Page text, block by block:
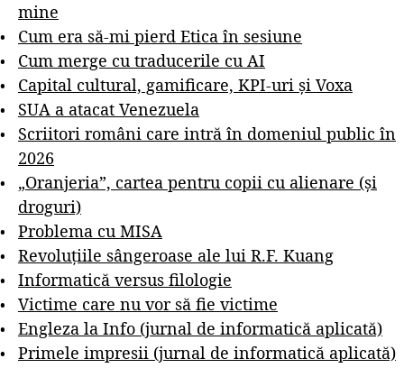
mine
Cum era să-mi pierd Etica în sesiune
Cum merge cu traducerile cu AI
Capital cultural, gamificare, KPI-uri și Voxa
SUA a atacat Venezuela
Scriitori români care intră în domeniul public în
2026
„Oranjeria”, cartea pentru copii cu alienare (și
droguri)
Problema cu MISA
Revoluțiile sângeroase ale lui R.F. Kuang
Informatică versus filologie
Victime care nu vor să fie victime
Engleza la Info (jurnal de informatică aplicată)
Primele impresii (jurnal de informatică aplicată)